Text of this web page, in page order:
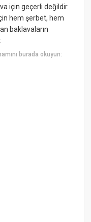
için geçerli değildir.
hem şerbet, hem
baklavaların
burada okuyun: